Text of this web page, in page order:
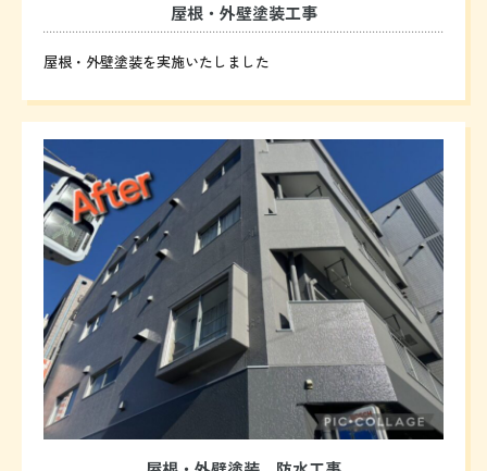
屋根・外壁塗装工事
屋根・外壁塗装を実施いたしました